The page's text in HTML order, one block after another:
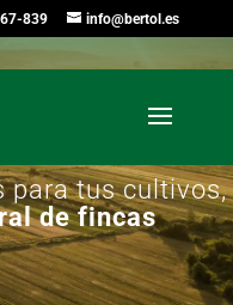
839 info@bertol.es
para tus cultivos,
de fincas